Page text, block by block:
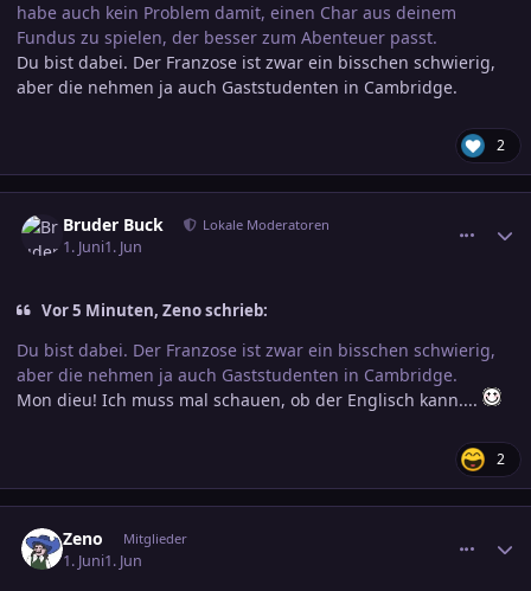
habe auch kein Problem damit, einen Char aus deinem
Fundus zu spielen, der besser zum Abenteuer passt.
Du bist dabei. Der Franzose ist zwar ein bisschen schwierig,
aber die nehmen ja auch Gaststudenten in Cambridge.
2
Bruder Buck Lokale Moderatoren
1. Juni1. Jun
Vor 5 Minuten, Zeno schrieb:
Du bist dabei. Der Franzose ist zwar ein bisschen schwierig,
aber die nehmen ja auch Gaststudenten in Cambridge.
Mon dieu! Ich muss mal schauen, ob der Englisch kann....
2
Zeno Mitglieder
1. Juni1. Jun